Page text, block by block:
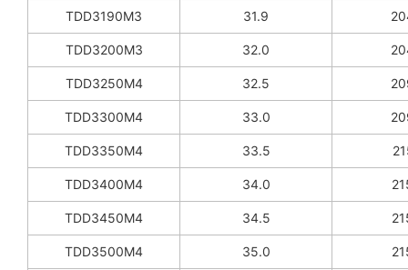
TDD3190M3 31.9
TDD3200M3 32.0
TDD3250M4 32.5
TDD3300M4 33.0
TDD3350M4 33.5
TDD3400M4 34.0
TDD3450M4 34.5
TDD3500M4 35.0